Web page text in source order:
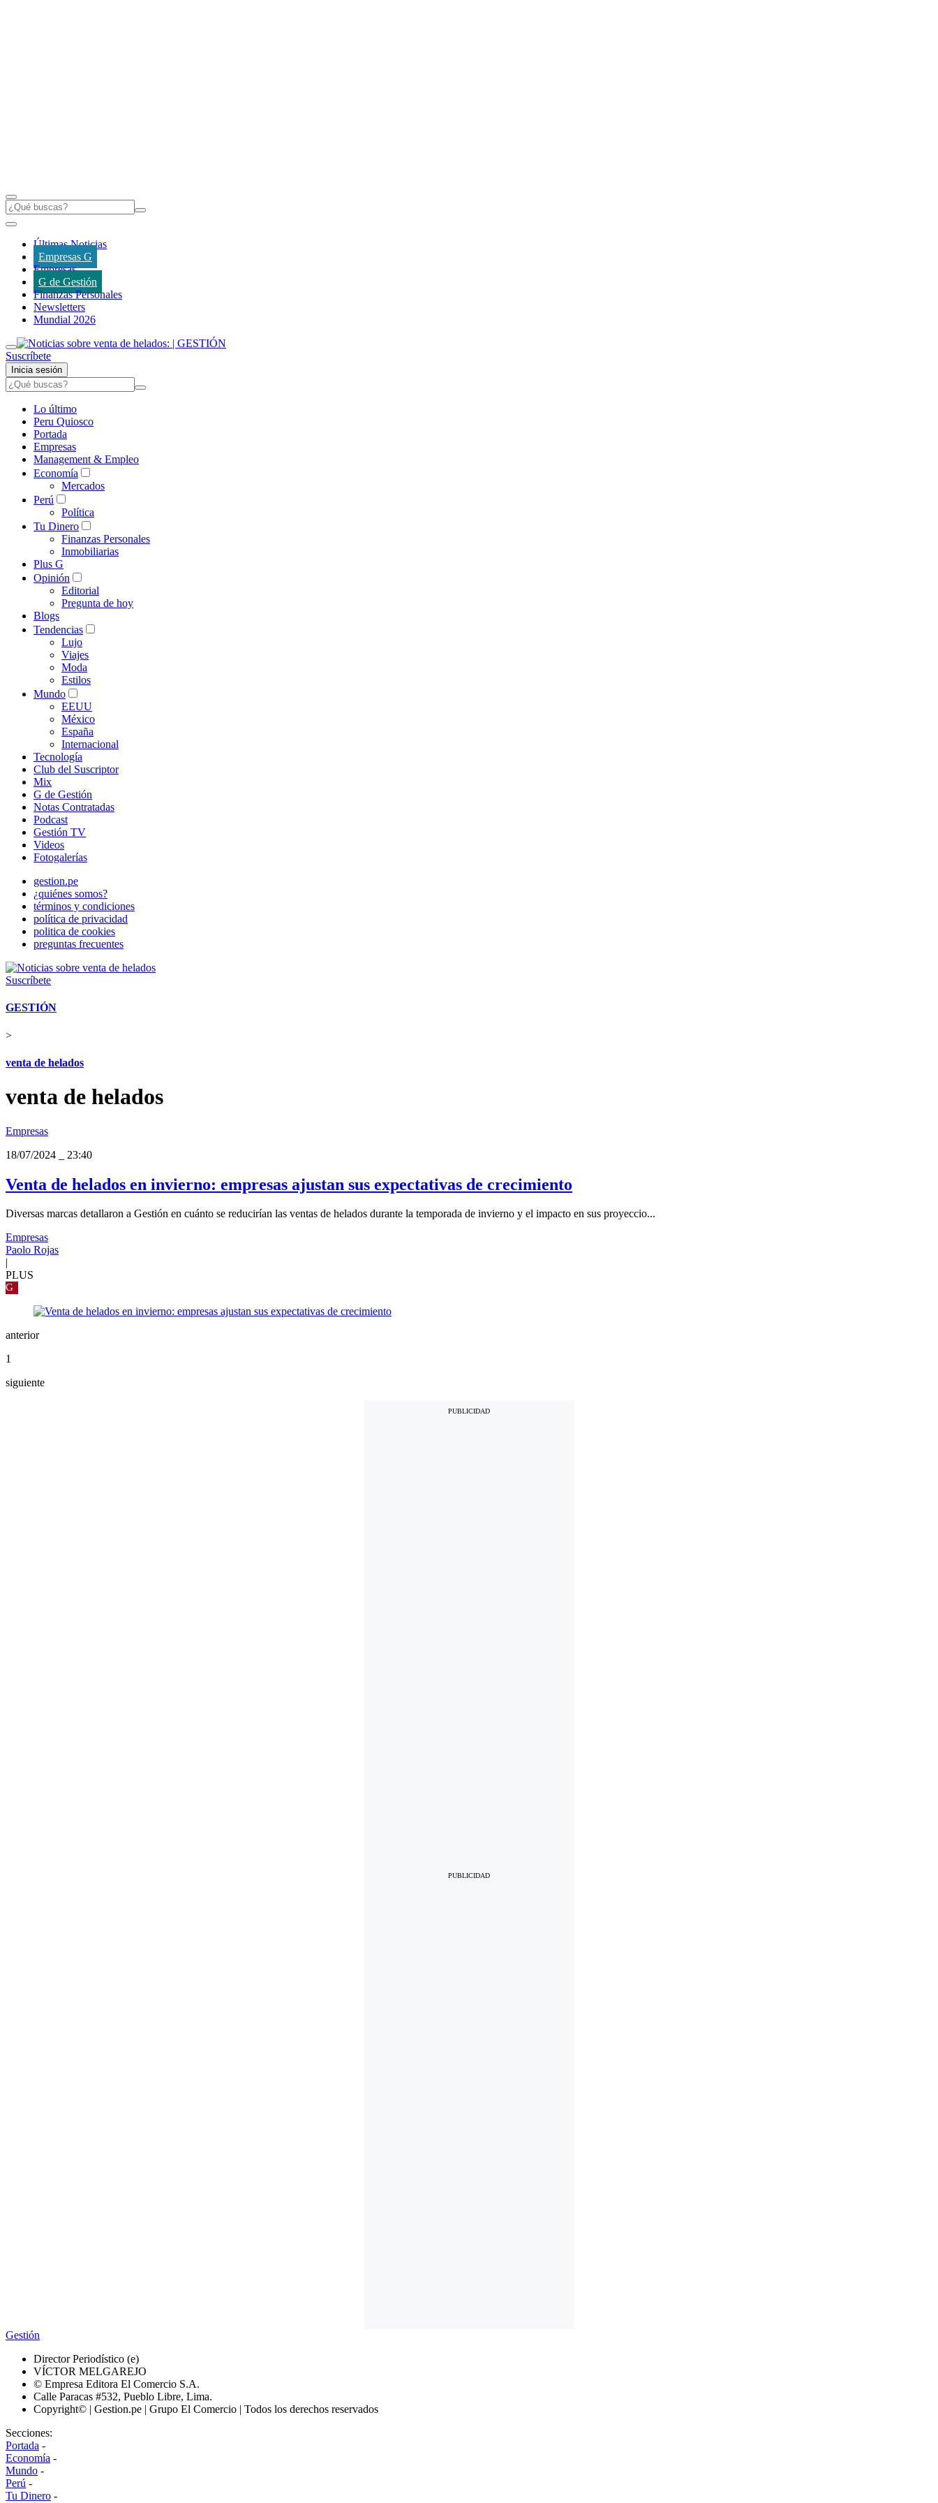
Últimas Noticias
Empresas G
Empresas
G de Gestión
Finanzas Personales
Newsletters
Mundial 2026
Suscríbete
Inicia sesión
Lo último
Peru Quiosco
Portada
Empresas
Management & Empleo
Economía
Mercados
Perú
Política
Tu Dinero
Finanzas Personales
Inmobiliarias
Plus G
Opinión
Editorial
Pregunta de hoy
Blogs
Tendencias
Lujo
Viajes
Moda
Estilos
Mundo
EEUU
México
España
Internacional
Tecnología
Club del Suscriptor
Mix
G de Gestión
Notas Contratadas
Podcast
Gestión TV
Videos
Fotogalerías
gestion.pe
¿quiénes somos?
términos y condiciones
política de privacidad
politica de cookies
preguntas frecuentes
Suscríbete
GESTIÓN
>
venta de helados
venta de helados
Empresas
18/07/2024
23:40
Venta de helados en invierno: empresas ajustan sus expectativas de crecimiento
Diversas marcas detallaron a Gestión en cuánto se reducirían las ventas de helados durante la temporada de invierno y el impacto en sus proyeccio...
Empresas
Paolo Rojas
PLUS
G
anterior
1
siguiente
Gestión
Director Periodístico (e)
VÍCTOR MELGAREJO
© Empresa Editora El Comercio S.A.
Calle Paracas #532, Pueblo Libre, Lima.
Copyright© | Gestion.pe | Grupo El Comercio | Todos los derechos reservados
Secciones:
Portada -
Economía -
Mundo -
Perú -
Tu Dinero -